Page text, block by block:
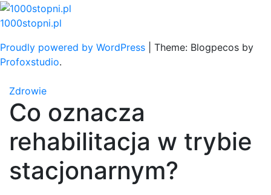
Skip
to
1000stopni.pl
Proudly powered by WordPress
Theme: Blogpecos by
Profoxstudio.
Zdrowie
Co oznacza
rehabilitacja w trybie
stacjonarnym?